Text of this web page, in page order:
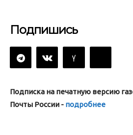
Подпишись
Подписка на печатную версию
Почты России - подробнее